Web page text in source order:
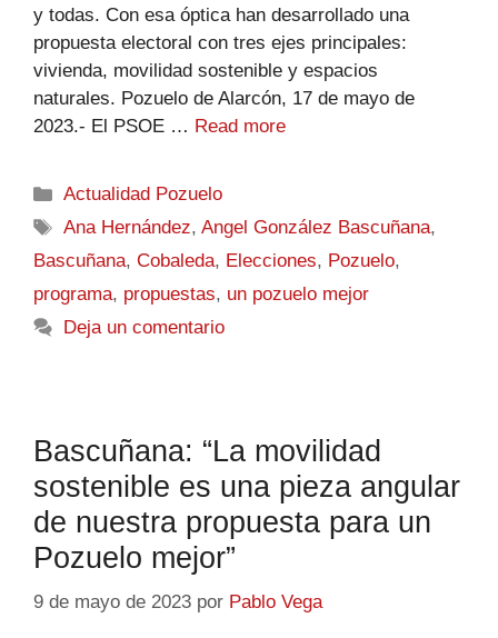
y todas. Con esa óptica han desarrollado una
propuesta electoral con tres ejes principales:
vivienda, movilidad sostenible y espacios
naturales. Pozuelo de Alarcón, 17 de mayo de
2023.- El PSOE … Read more
Actualidad Pozuelo
Ana Hernández,Angel González Bascuñana,
Bascuñana, Cobaleda, Elecciones, Pozuelo,
programa, propuestas, un pozuelo mejor
Deja un comentario
Bascuñana: “La movilidad
sostenible es una pieza angular
de nuestra propuesta para un
Pozuelo mejor”
9 de mayo de 2023 por Pablo Vega